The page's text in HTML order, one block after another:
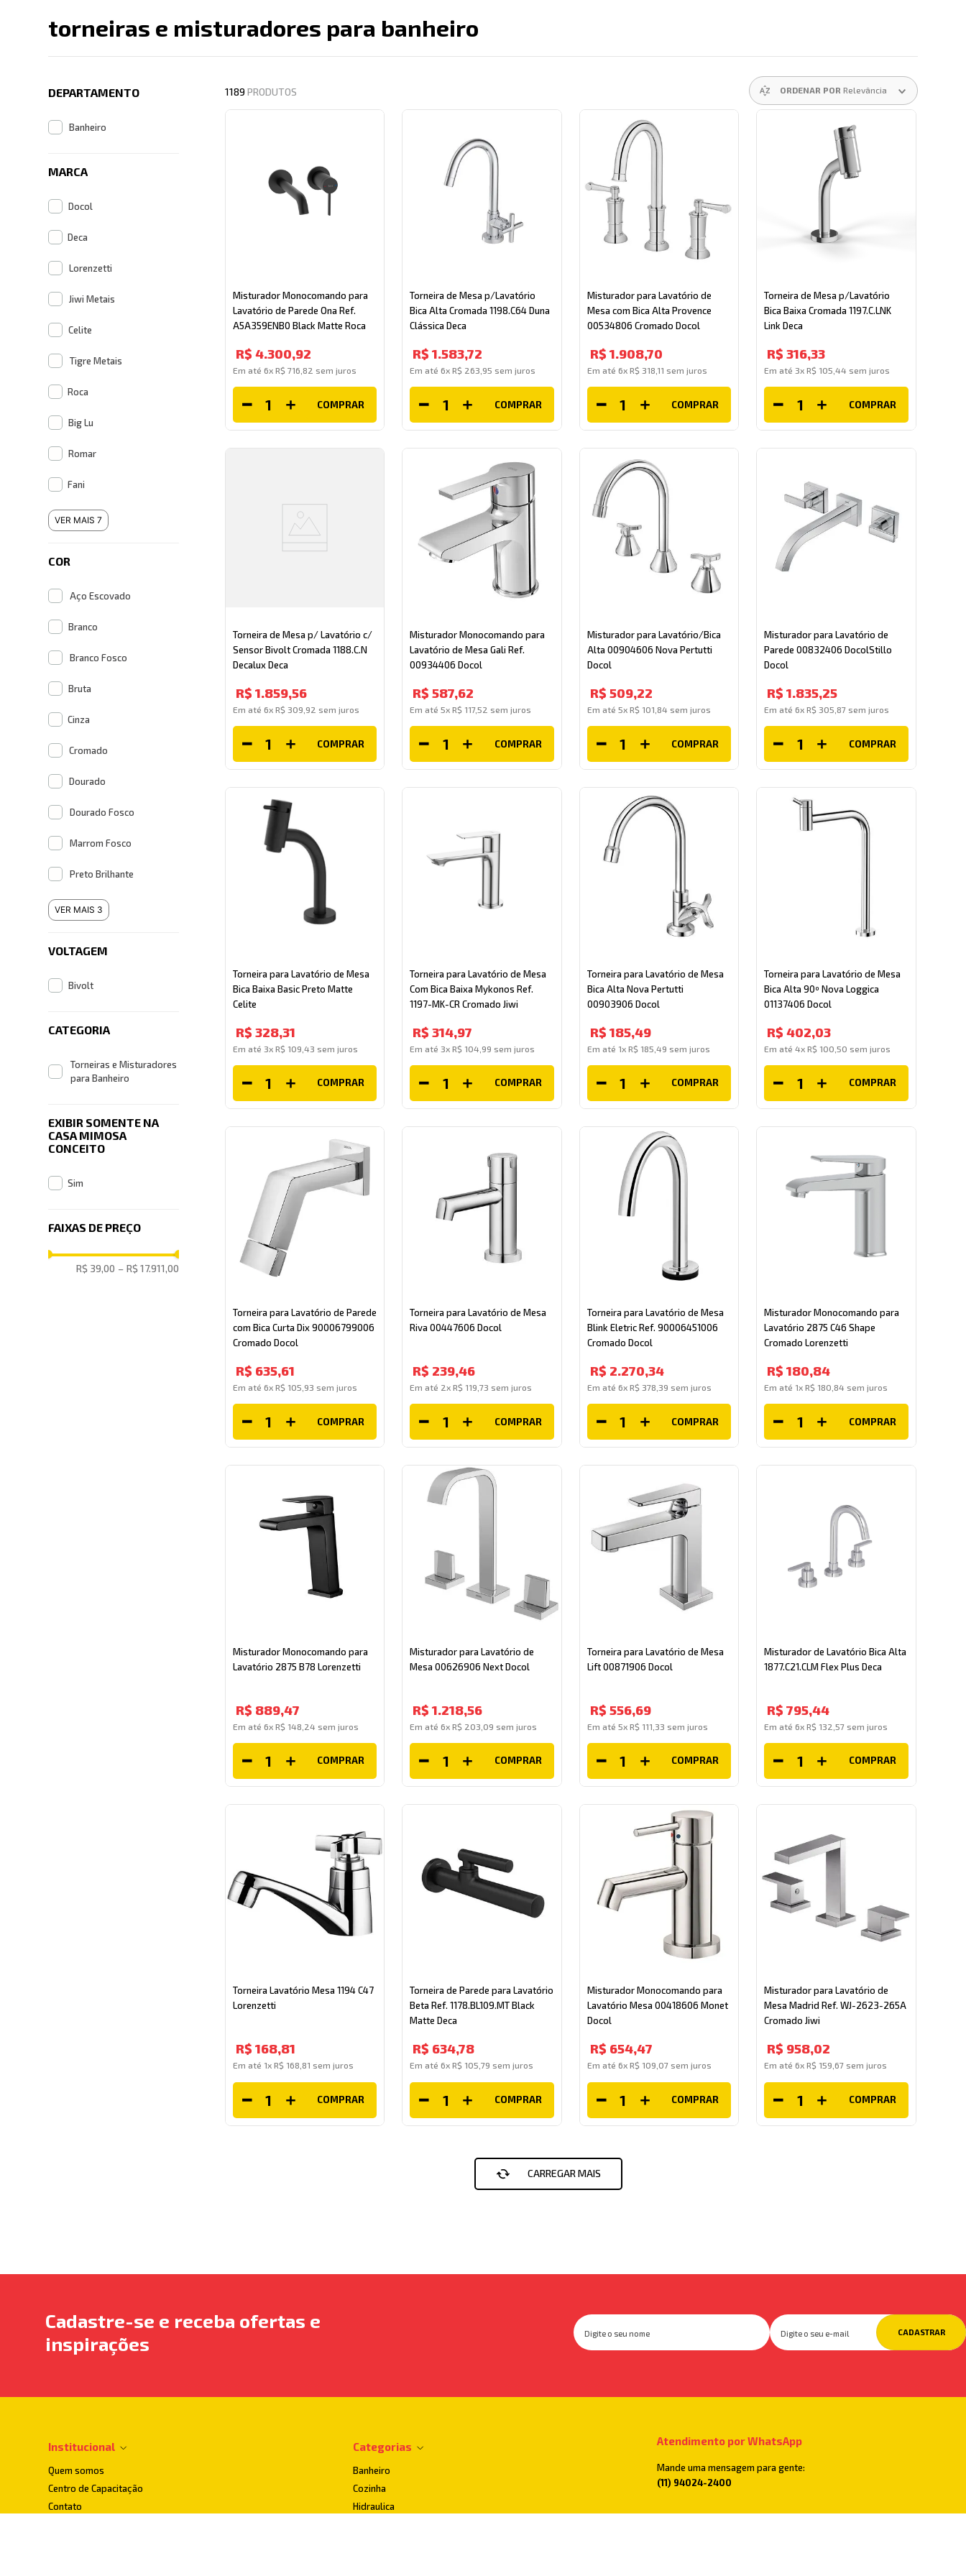
torneiras e misturadores para banheiro
Descrição search category
DEPARTAMENTO
Banheiro
MARCA
Docol
Deca
Lorenzetti
Jiwi Metais
Celite
Tigre Metais
Roca
Big Lu
Romar
Fani
VER MAIS 7
COR
Aço Escovado
Branco
Branco Fosco
Bruta
Cinza
Cromado
Dourado
Dourado Fosco
Marrom Fosco
Preto Brilhante
VER MAIS 3
VOLTAGEM
Bivolt
CATEGORIA
Torneiras e Misturadores
para Banheiro
EXIBIR SOMENTE NA
CASA MIMOSA
CONCEITO
Sim
FAIXAS DE PREÇO
R$ 39,00 – R$ 17.911,00
1189PRODUTOS ORDENAR POR Relevância
Misturador Monocomando para
Lavatório de Parede Ona Ref.
A5A359ENB0 Black Matte Roca
R$ 4.300,92
Em até 6x R$ 716 82 sem juros
COMPRAR
Torneira de Mesa p/Lavatório
Bica Alta Cromada 1198.C64 Duna
Clássica Deca
R$ 1.583,72
Em até6xR$ 263 95 sem juros
COMPRAR
Misturador para Lavatório de
Mesa com Bica Alta Provence
00534806 Cromado Docol
R$ 1.908,70
Em até 6x R$ 318 11 sem juros
COMPRAR
Torneira de Mesa p/Lavatório
Bica Baixa Cromada 1197.C.LNK
Link Deca
R$ 316,33
Em até 3xR$ 105 ,44 sem juros
COMPRAR
Torneira de Mesa p/ Lavatório c/
Sensor Bivolt Cromada 1188.C.N
Decalux Deca
R$ 1.859,56
Em até 6x R$ 309 92 sem juros
COMPRAR
Misturador Monocomando para
Lavatório de Mesa Gali Ref.
00934406 Docol
R$ 587,62
Em até5xR$ 117,52 sem juros
COMPRAR
Misturador para Lavatório/Bica
Alta 00904606 Nova Pertutti
Docol
R$ 509,22
Em até 5x R$ 101 84 sem juros
COMPRAR
Misturador para Lavatório de
Parede 00832406 DocolStillo
Docol
R$ 1.835,25
Em até6xR$ 305 87 sem juros
COMPRAR
Torneira para Lavatório de Mesa
Bica Baixa Basic Preto Matte
Celite
R$ 328,31
Em até 3x R$ 109 43 sem juros
COMPRAR
Torneira para Lavatório de Mesa
Com Bica Baixa Mykonos Ref.
1197-MK-CR Cromado Jiwi
R$ 314,97
Em até 3xR$ 104 99 sem juros
COMPRAR
Torneira para Lavatório de Mesa
Bica Alta Nova Pertutti
00903906 Docol
R$ 185,49
Em até 1x R$ 185 49 sem juros
COMPRAR
Torneira para Lavatório de Mesa
Bica Alta 90º Nova Loggica
01137406 Docol
R$ 402,03
Em até4xR$ 100 ,50 sem juros
COMPRAR
Torneira para Lavatório de Parede
com Bica Curta Dix 90006799006
Cromado Docol
R$ 635,61
Em até 6x R$ 105 93 sem juros
COMPRAR
Torneira para Lavatório de Mesa
Riva 00447606 Docol
R$ 239,46
Em até 2xR$ 119 ,73 sem juros
COMPRAR
Torneira para Lavatório de Mesa
Blink Eletric Ref. 90006451006
Cromado Docol
R$ 2.270,34
Em até 6x R$ 378 39 sem juros
COMPRAR
Misturador Monocomando para
Lavatório 2875 C46 Shape
Cromado Lorenzetti
R$ 180,84
Em até 1xR$ 180 84 sem juros
COMPRAR
Misturador Monocomando para
Lavatório 2875 B78 Lorenzetti
R$ 889,47
Em até 6x R$ 148 24 sem juros
COMPRAR
Misturador para Lavatório de
Mesa 00626906 Next Docol
R$ 1.218,56
Em até6xR$ 203 09 sem juros
COMPRAR
Torneira para Lavatório de Mesa
Lift 00871906 Docol
R$ 556,69
Em até 5x R$ 111 33 sem juros
COMPRAR
Misturador de Lavatório Bica Alta
1877.C21.CLM Flex Plus Deca
R$ 795,44
Em até6xR$ 132 ,57 sem juros
COMPRAR
Torneira Lavatório Mesa 1194 C47
Lorenzetti
R$ 168,81
Em até 1x R$ 168 81 sem juros
COMPRAR
Torneira de Parede para Lavatório
Beta Ref. 1178.BL109.MT Black
Matte Deca
R$ 634,78
Em até6xR$ 105 ,79 sem juros
COMPRAR
Misturador Monocomando para
Lavatório Mesa 00418606 Monet
Docol
R$ 654,47
Em até 6x R$ 109 07sem juros
COMPRAR
Misturador para Lavatório de
Mesa Madrid Ref. WJ-2623-265A
Cromado Jiwi
R$ 958,02
Em até6xR$ 159 ,67 sem juros
COMPRAR
Cadastre-se e receba ofertas e
inspirações
CADASTRAR
Institucional
Quem somos
Centro de Capacitação
Contato
Categorias
Banheiro
Cozinha
Hidraulica
Atendimento por WhatsApp
Mande uma mensagem para gente:
(11) 94024-2400